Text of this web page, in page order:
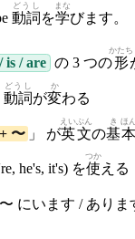
動詞
どうし
を学
まな
びます。
is / are の 3 つの形
かたち
動詞
どうし
が変
か
わる
+ 〜 」 が英文
えいぶん
の基
き
本
ほん
he's, it's) を使
つか
える
にいます / あり